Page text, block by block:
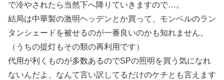
で冷やされたら当然下へ降りていきますので…。
結局は中華製の激明ヘッデンとか買って、モンベルのラン
タンシェードを被せるのが一番良いのかも知れません。
（うちの提灯もその類の再利用です）
代用が利くものが多数あるのでSPの照明を買う気になれ
ないんだよ、なんて言い訳してるだけのケチとも言えます